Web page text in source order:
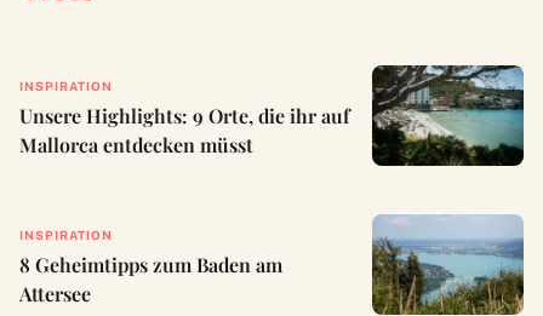
INSPIRATION
Unsere Highlights: 9 Orte, die ihr auf
Mallorca entdecken müsst
INSPIRATION
8 Geheimtipps zum Baden am
Attersee